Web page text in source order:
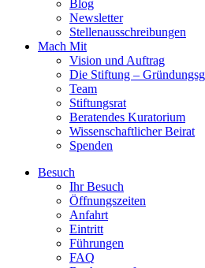
Blog
Newsletter
Stellenausschreibungen
Mach Mit
Vision und Auftrag
Die Stiftung –
Team
Stiftungsrat
Beratendes Kuratorium
Wissenschaftlicher Beirat
Spenden
Besuch
Ihr Besuch
Öffnungszeiten
Anfahrt
Eintritt
Führungen
FAQ